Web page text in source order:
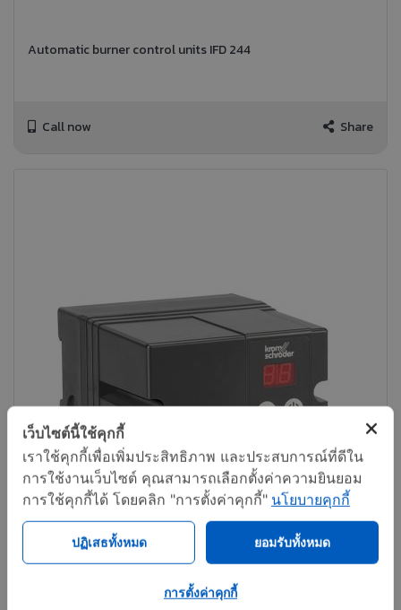
Automatic burner control units IFD 244
Call now Share
เว็บไซต์นี้ใช้คุกกี้
เราใช้คุกกี้เพื่อเพิ่มประสิทธิภาพ และประสบการณ์ที่ดีใน
การใช้งานเว็บไซต์ คุณสามารถเลือกตั้งค่าความยินยอม
การใช้คุกกี้ได้ โดยคลิก "การตั้งค่าคุกกี้" นโยบายคุกกี้
ปฏิเสธทั้งหมด ยอมรับทั้งหมด
การตั้งค่าคุกกี้